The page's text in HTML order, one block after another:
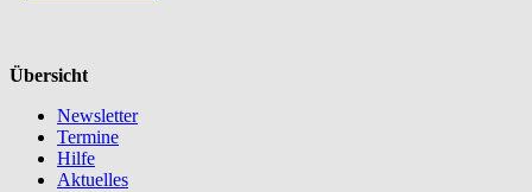
Übersicht
Newsletter
Termine
Hilfe
Aktuelles